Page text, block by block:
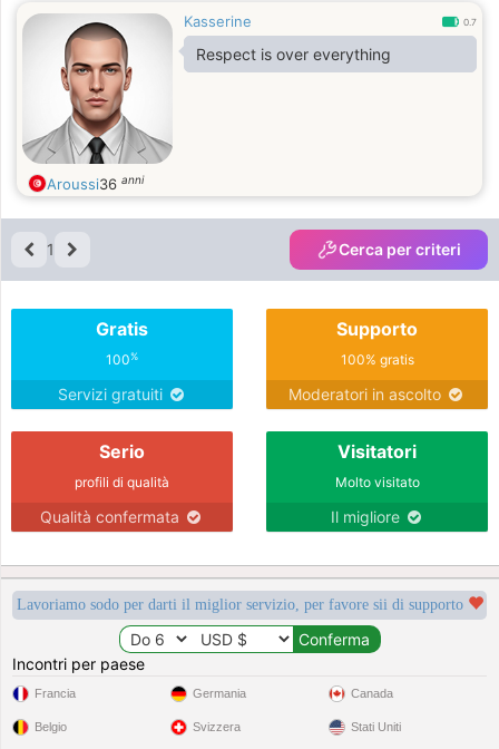
Kasserine 0.7
Respect is over everything
Aroussi36 anni
1 Cerca per criteri
Gratis
100%
Servizi gratuiti
Supporto
100% gratis
Moderatori in ascolto
Serio
profili di qualità
Qualità confermata
Visitatori
Molto visitato
Il migliore
Lavoriamo sodo per darti il miglior servizio, per favore sii di supporto
Incontri per paese
Francia
Belgio
Germania
Svizzera
Canada
Stati Uniti